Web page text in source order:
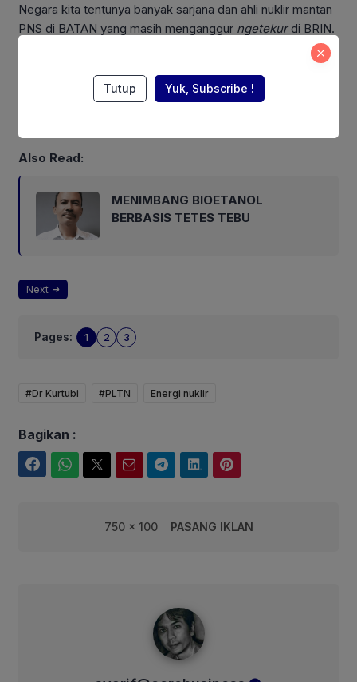
Negara kita tentunya banyak sarjana dan ahli nuklir mantan
PNS di BATAN yang masih menganggur ngetekurdi BRIN.
Negera kita sudah punya BAPETEN, lembaga nuklir satu-
satunya yang masih ada setelah BATAN dilebur ke BRIN.
BAPETEN berwenang melakukan pengawasan dan
memberi izin operasi PLTN yang sesuai dengan standard
Also Read:
MENIMBANG BIOETANOL
BERBASIS TETES TEBU
Next
Pages: 1 2 3
#Dr Kurtubi #PLTN Energi nuklir
Bagikan :
750 x 100 PASANG IKLAN
Tutup Yuk, Subscribe !